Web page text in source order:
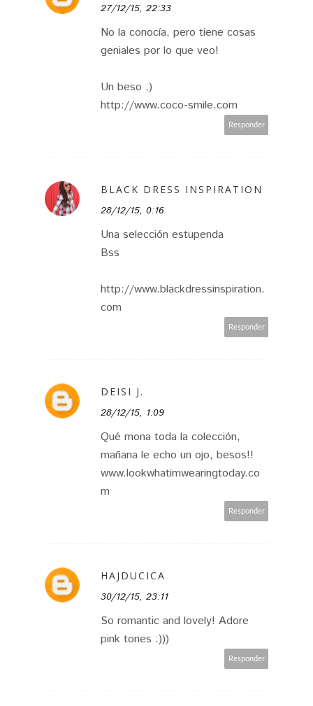
27/12/15, 22:33
No la conocía, pero tiene cosas
geniales por lo que veo!
Un beso :)
http://www.coco-smile.com
Responder
BLACK DRESS INSPIRATION
28/12/15, 0:16
Una selección estupenda
Bss
http://www.blackdressinspiration.
com
Responder
DEISI J.
28/12/15, 1:09
Qué mona toda la colección,
mañana le echo un ojo, besos!!
www.lookwhatimwearingtoday.co
m
Responder
HAJDUCICA
30/12/15, 23:11
So romantic and lovely! Adore
pink tones :)))
Responder